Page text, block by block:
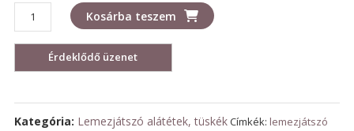
Soulines
U-
base
lemezjátszó
mennyiség
Kosárba teszem
Kategória: Lemezjátszó alátétek, tüskékCímkék: lemezjátszó